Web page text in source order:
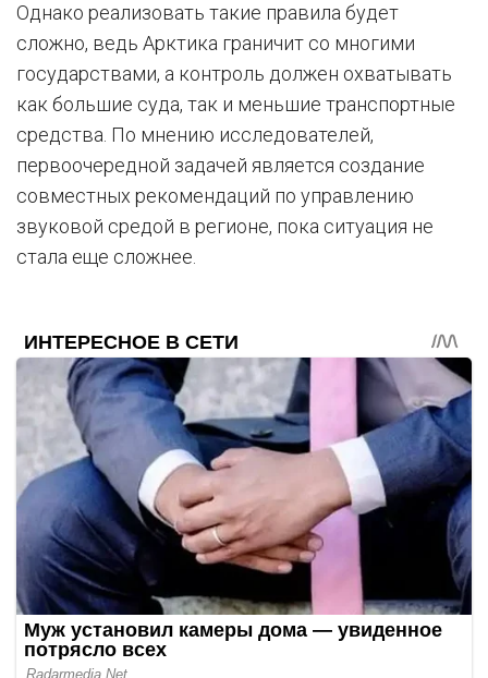
Однако реализовать такие правила будет
сложно, ведь Арктика граничит со многими
государствами, а контроль должен охватывать
как большие суда, так и меньшие транспортные
средства. По мнению исследователей,
первоочередной задачей является создание
совместных рекомендаций по управлению
звуковой средой в регионе, пока ситуация не
стала еще сложнее.